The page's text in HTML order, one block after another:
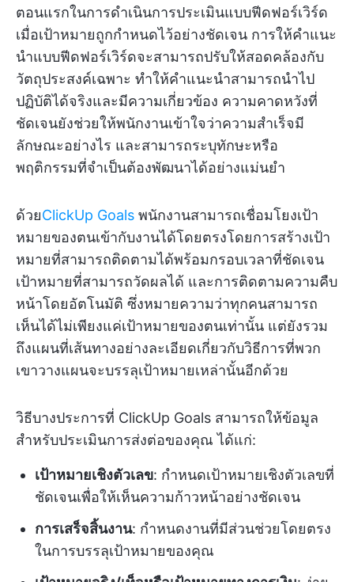
ตอนแรกในการดำเนินการประเมินแบบฟีดฟอร์เวิร์ด
เมื่อเป้าหมายถูกกำหนดไว้อย่างชัดเจน การให้คำแนะ
นำแบบฟีดฟอร์เวิร์ดจะสามารถปรับให้สอดคล้องกับ
วัตถุประสงค์เฉพาะ ทำให้คำแนะนำสามารถนำไป
ปฏิบัติได้จริงและมีความเกี่ยวข้อง ความคาดหวังที่
ชัดเจนยังช่วยให้พนักงานเข้าใจว่าความสำเร็จมี
ลักษณะอย่างไร และสามารถระบุทักษะหรือ
พฤติกรรมที่จำเป็นต้องพัฒนาได้อย่างแม่นยำ
ด้วยClickUp Goals พนักงานสามารถเชื่อมโยงเป้า
หมายของตนเข้ากับงานได้โดยตรงโดยการสร้างเป้า
หมายที่สามารถติดตามได้พร้อมกรอบเวลาที่ชัดเจน
เป้าหมายที่สามารถวัดผลได้ และการติดตามความคืบ
หน้าโดยอัตโนมัติ ซึ่งหมายความว่าทุกคนสามารถ
เห็นได้ไม่เพียงแค่เป้าหมายของตนเท่านั้น แต่ยังรวม
ถึงแผนที่เส้นทางอย่างละเอียดเกี่ยวกับวิธีการที่พวก
เขาวางแผนจะบรรลุเป้าหมายเหล่านั้นอีกด้วย
วิธีบางประการที่ ClickUp Goals สามารถให้ข้อมูล
สำหรับประเมินการส่งต่อของคุณ ได้แก่:
เป้าหมายเชิงตัวเลข: กำหนดเป้าหมายเชิงตัวเลขที่
ชัดเจนเพื่อให้เห็นความก้าวหน้าอย่างชัดเจน
การเสร็จสิ้นงาน: กำหนดงานที่มีส่วนช่วยโดยตรง
ในการบรรลุเป้าหมายของคุณ